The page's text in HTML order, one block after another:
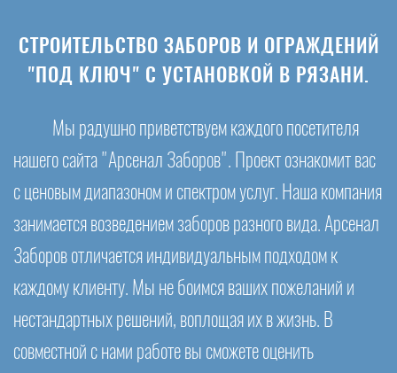
СТРОИТЕЛЬСТВО ЗАБОРОВ И ОГРАЖДЕНИЙ
"ПОД КЛЮЧ" С УСТАНОВКОЙ В РЯЗАНИ.
Мы радушно приветствуем каждого посетителя
нашего сайта "Арсенал Заборов". Проект ознакомит вас
с ценовым диапазоном и спектром услуг. Наша компания
занимается возведением заборов разного вида. Арсенал
Заборов отличается индивидуальным подходом к
каждому клиенту. Мы не боимся ваших пожеланий и
нестандартных решений, воплощая их в жизнь. В
совместной с нами работе вы сможете оценить